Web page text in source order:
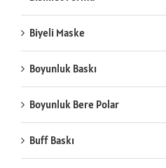
Biyeli Maske
Boyunluk Baskı
Boyunluk Bere Polar
Buff Baskı